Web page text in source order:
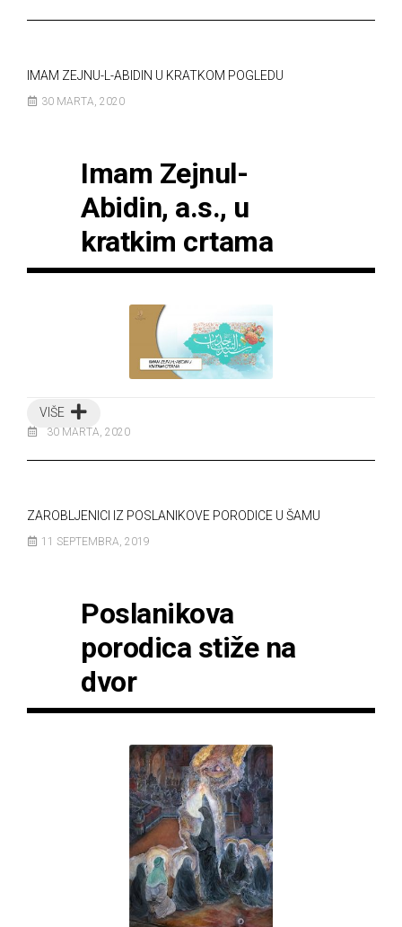
IMAM ZEJNU-L-ABIDIN U KRATKOM POGLEDU
30 MARTA, 2020
Imam Zejnul-
Abidin, a.s., u
kratkim crtama
VIŠE
30 MARTA, 2020
ZAROBLJENICI IZ POSLANIKOVE PORODICE U ŠAMU
11 SEPTEMBRA, 2019
Poslanikova
porodica stiže na
dvor